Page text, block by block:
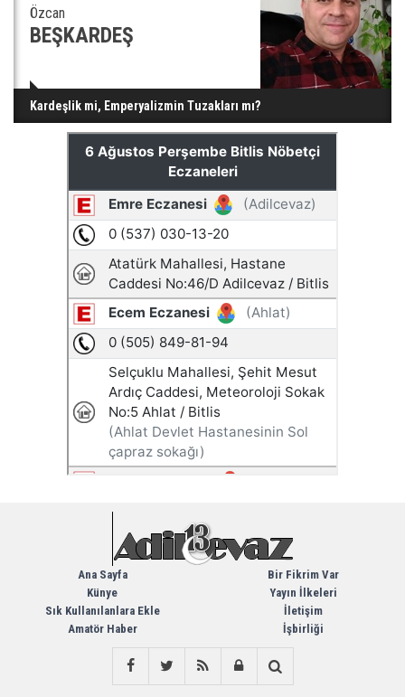
Özcan
BEŞKARDEŞ
Kardeşlik mi, Emperyalizmin Tuzakları mı?
Ana Sayfa
Künye
Sık Kullanılanlara Ekle
Amatör Haber
Bir Fikrim Var
Yayın İlkeleri
İletişim
İşbirliği